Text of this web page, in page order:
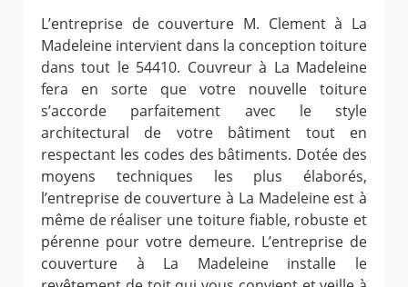
L’entreprise de couverture M. Clement à La
Madeleine intervient dans la conception toiture
dans tout le 54410. Couvreur à La Madeleine
fera en sorte que votre nouvelle toiture
s’accorde parfaitement avec le style
architectural de votre bâtiment tout en
respectant les codes des bâtiments. Dotée des
moyens techniques les plus élaborés,
l’entreprise de couverture à La Madeleine est à
même de réaliser une toiture fiable, robuste et
pérenne pour votre demeure. L’entreprise de
couverture à La Madeleine installe le